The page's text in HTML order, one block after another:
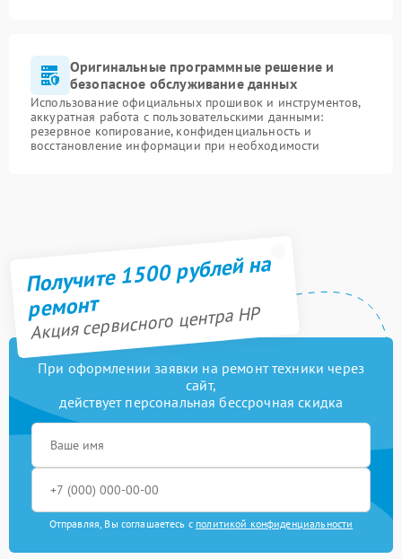
Оригинальные программные решение и
безопасное обслуживание данных
Использование официальных прошивок и инструментов,
аккуратная работа с пользовательскими данными:
резервное копирование, конфиденциальность и
восстановление информации при необходимости
Получите 1500 рублей на
ремонт
Акция сервисного центра HP
При оформлении заявки на ремонт техники через
сайт,
действует персональная бессрочная скидка
Отправляя, Вы соглашаетесь с политикой конфиденциальности